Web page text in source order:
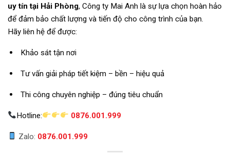
uy tín tại Hải Phòng, Công ty Mai Anh là sự lựa chọn hoàn hảo
để đảm bảo chất lượng và tiến độ cho công trình của bạn.
Hãy liên hệ để được:
Khảo sát tận nơi
Tư vấn giải pháp tiết kiệm – bền – hiệu quả
Thi công chuyên nghiệp – đúng tiêu chuẩn
Hotline: 0876.001.999
Zalo: 0876.001.999